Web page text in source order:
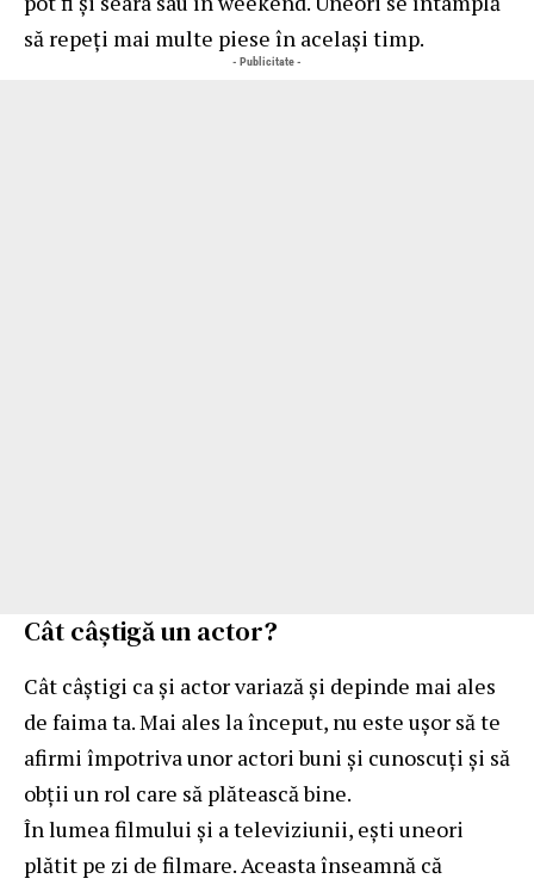
să repeți mai multe piese în același timp.
- Publicitate -
Cât câștigă un actor?
Cât câștigi ca și actor variază și depinde mai ales
de faima ta. Mai ales la început, nu este ușor să te
afirmi împotriva unor actori buni și cunoscuți și să
obții un rol care să plătească bine.
În lumea filmului și a televiziunii, ești uneori
plătit pe zi de filmare. Aceasta înseamnă că